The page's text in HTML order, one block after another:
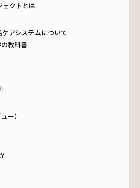
ェクトとは
アシステムについて
教科書
ー）